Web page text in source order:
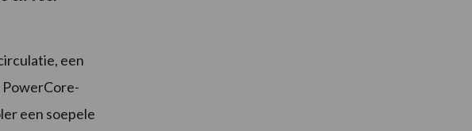
een
een soepele